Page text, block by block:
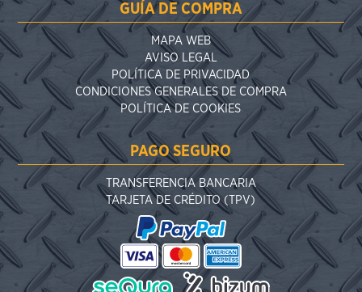
GUÍA DE COMPRA
MAPA WEB
AVISO LEGAL
POLÍTICA DE PRIVACIDAD
CONDICIONES GENERALES DE COMPRA
POLÍTICA DE COOKIES
PAGO SEGURO
TRANSFERENCIA BANCARIA
TARJETA DE CRÉDITO (TPV)